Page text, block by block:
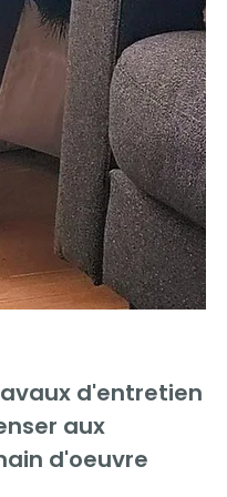
d'entretien
aux
d'oeuvre